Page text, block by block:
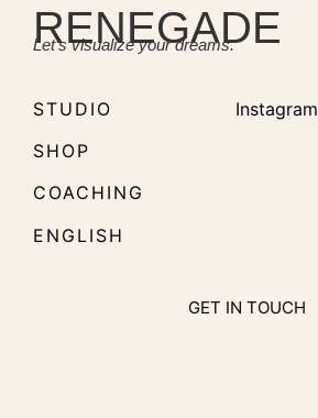
RENEGADE
Let’s visualize your dreams.
STUDIO
SHOP
COACHING
ENGLISH
Instagram
GET IN TOUCH